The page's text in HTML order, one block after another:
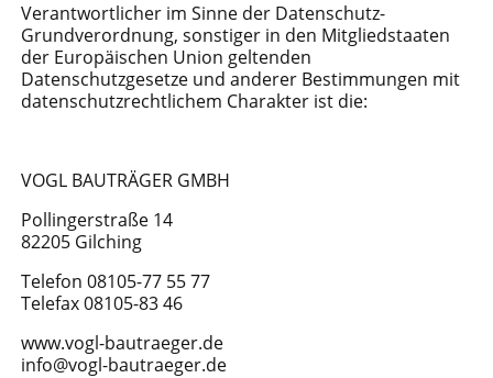
Verantwortlicher im Sinne der Datenschutz-
Grundverordnung, sonstiger in den Mitgliedstaaten
der Europäischen Union geltenden
Datenschutzgesetze und anderer Bestimmungen mit
datenschutzrechtlichem Charakter ist die:
VOGL BAUTRÄGER GMBH
Pollingerstraße 14
82205 Gilching
Telefon 08105-77 55 77
Telefax 08105-83 46
www.vogl-bautraeger.de
info@vogl-bautraeger.de